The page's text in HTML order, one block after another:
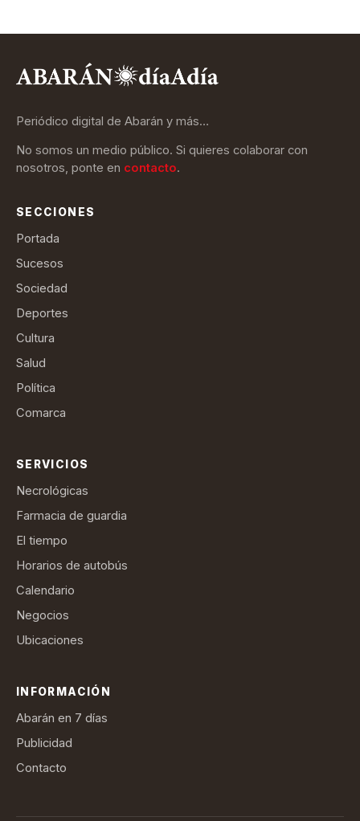
Periódico digital de Abarán y más…
No somos un medio público. Si quieres colaborar con
nosotros, ponte en contacto.
SECCIONES
Portada
Sucesos
Sociedad
Deportes
Cultura
Salud
Política
Comarca
SERVICIOS
Necrológicas
Farmacia de guardia
El tiempo
Horarios de autobús
Calendario
Negocios
Ubicaciones
INFORMACIÓN
Abarán en 7 días
Publicidad
Contacto